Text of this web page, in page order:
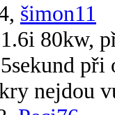
šimon11
80kw,
nejdou